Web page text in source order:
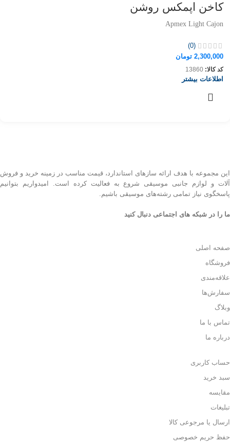
کاخن اپمکس روشن
Apmex Light Cajon
(0)
2,300,000 تومان
کد کالا: 13860
اطلاعات بیشتر
این مجموعه با هدف ارائه سازهای استاندارد، قیمت مناسب در زمینه خرید و فروش
آلات و لوازم جانبی موسیقی شروع به فعالیت کرده است. امیدواریم بتوانیم
پاسخگوی نیاز تمامی رشته‌های موسیقی باشیم.
ما را در شبکه های اجتماعی دنبال کنید
صفحه اصلی
فروشگاه
علاقه‌مندی
سفارش‌ها
وبلاگ
تماس با ما
درباره ما
حساب کاربری
سبد خرید
مقایسه
تبلیغات
ارسال یا مرجوعی کالا
حفظ حریم خصوصی